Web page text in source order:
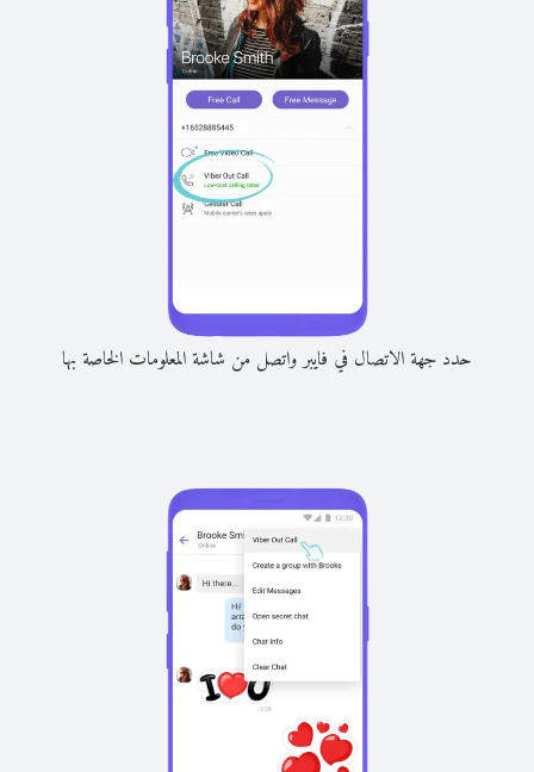
حدد جهة الاتصال في فايبر واتصل من شاشة المعلومات الخاصة بها